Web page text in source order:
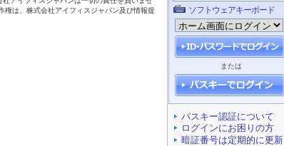
ソフトウェアキーボード
または
パスキー認証について
ログインにお困りの方
暗証番号は定期的に更新